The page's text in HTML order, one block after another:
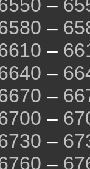
–
–
–
–
–
–
–
–